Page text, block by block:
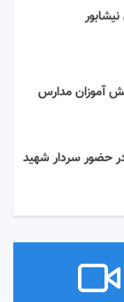
آموزان مدارس
حضور سردار شهید